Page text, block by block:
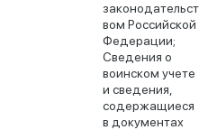
законодательст
вом Российской
Федерации;
Сведения о
воинском учете
и сведения,
содержащиеся
в документах